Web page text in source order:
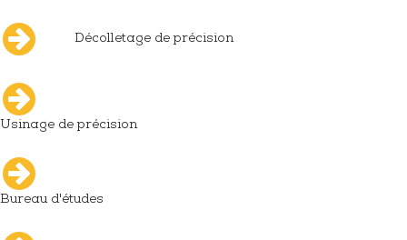
Décolletage de précision
Usinage de précision
Bureau d'études